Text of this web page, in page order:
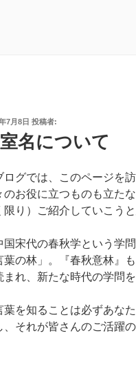
7月8日 投稿者:
名について
グでは、
このページを
のお役に立つものも立たな
限り）ご紹介していこう
宋代の春秋学という学
葉の林」。『春秋意林』
まれ、新たな時代の学問
を知ることは必ずあな
、それが皆さんのご活躍